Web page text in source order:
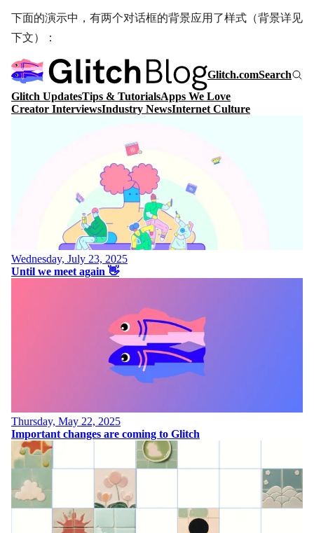
下面的演示中，有两个对话框的背景应用了样式（背景详见
下文）：